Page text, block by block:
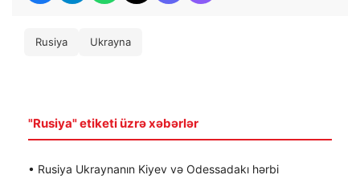
Rusiya Ukrayna
"Rusiya" etiketi üzrə xəbərlər
• Rusiya Ukraynanın Kiyev və Odessadakı hərbi